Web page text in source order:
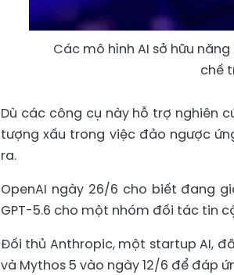
Các mô hình AI sở hữu
chế
Dù các công cụ này hỗ trợ nghiên
tượng xấu trong việc đảo ngược
ra.
OpenAI ngày 26/6 cho biết đang
GPT-5.6 cho một nhóm đối tác tin
Đối thủ Anthropic, một startup AI,
và Mythos 5 vào ngày 12/6 để đáp